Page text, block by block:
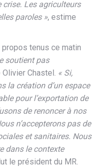
crise. Les agriculteurs
paroles », estime
tenus ce matin
soutient pas
Chastel. « Si,
la création d’un espace
pour l’exportation de
de renoncer à nos
n’accepterons pas de
et sanitaires. Nous
dans le contexte
le président du MR.